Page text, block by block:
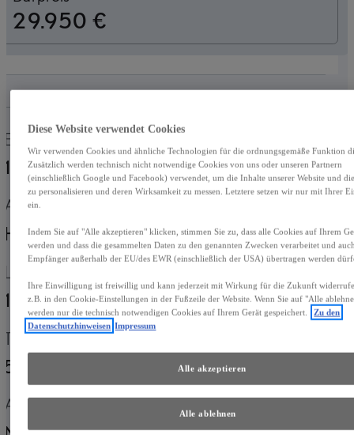
29.950 €
Erstzulassung
12-2023
Kilometerstand
21.208 km
Antrieb
Hybrid Benzin
Crossover
135 kW (184 PS)
Automatik
Türen
5
Außenfarbe
Antrieb
Diese Website verwendet Cookies
Wir verwenden Cookies und ähnliche Technologien für die ordnungsgemäße Funktion
Zusätzlich werden technisch nicht notwendige Cookies von uns oder unseren Partnern
(einschließlich Google und Facebook) verwendet, um die Inhalte unserer Website und
zu personalisieren und deren Wirksamkeit zu messen. Letztere setzen wir nur mit Ihrer
ein.
Indem Sie auf "Alle akzeptieren" klicken, stimmen Sie zu, dass alle Cookies auf Ihrem
werden und dass die gesammelten Daten zu den genannten Zwecken verarbeitet und
Empfänger außerhalb der EU/des EWR (einschließlich der USA) übertragen werden
Ihre Einwilligung ist freiwillig und kann jederzeit mit Wirkung für die Zukunft
z.B. in den Cookie-Einstellungen in der Fußzeile der Website. Wenn Sie auf "Alle
werden nur die technisch notwendigen Cookies auf Ihrem Gerät gespeichert.
Zu den
Datenschutzhinweisen Impressum
Alle ablehnen
Alle akzeptieren